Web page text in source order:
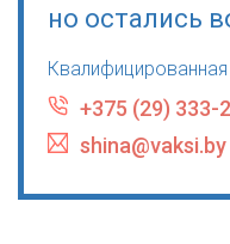
но остались
+375 (29) 333-
shina@vaksi.by